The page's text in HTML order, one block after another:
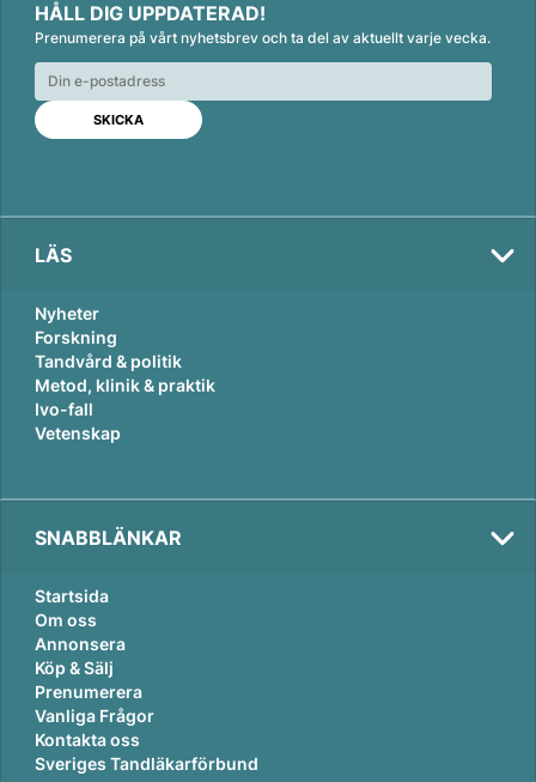
n
k
e
d
n
c
e
b
o
o
k
a
i
l
HÅLL DIG UPPDATERAD!
Prenumerera på vårt nyhetsbrev och ta del av aktuellt varje vecka.
LÄS
Nyheter
Forskning
Tandvård & politik
Metod, klinik & praktik
Ivo-fall
Vetenskap
SNABBLÄNKAR
Startsida
Om oss
Annonsera
Köp & Sälj
Prenumerera
Vanliga Frågor
Kontakta oss
Sveriges Tandläkarförbund